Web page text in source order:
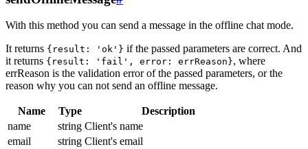
With this method you can send a message in the offline chat mode.
It returns {result: 'ok'} if the passed parameters are correct. And
it returns {result: 'fail', error: errReason}, where
errReason is the validation error of the passed parameters, or the
reason why you can not send an offline message.
Name Type
Description
name
string Client's name
email
string Client's email